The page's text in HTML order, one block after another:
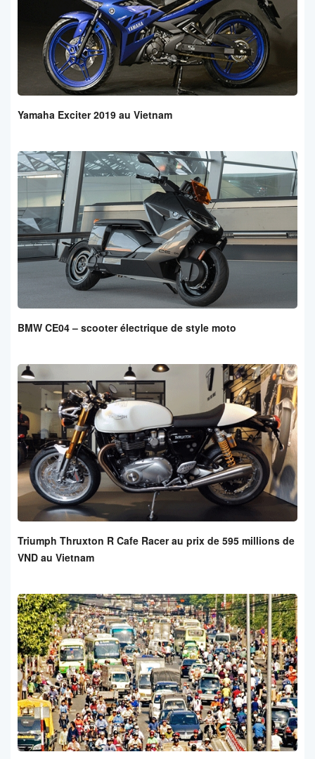
Yamaha Exciter 2019 au Vietnam
BMW CE04 – scooter électrique de style moto
Triumph Thruxton R Cafe Racer au prix de 595 millions de
VND au Vietnam